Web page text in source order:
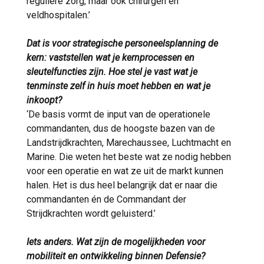
veldhospitalen.’
Dat is voor strategische personeelsplanning de
kern: vaststellen wat je kernprocessen en
sleutelfuncties zijn. Hoe stel je vast wat je
tenminste zelf in huis moet hebben en wat je
inkoopt?
‘De basis vormt de input van de operationele
commandanten, dus de hoogste bazen van de
Landstrijdkrachten, Marechaussee, Luchtmacht en
Marine. Die weten het beste wat ze nodig hebben
voor een operatie en wat ze uit de markt kunnen
halen. Het is dus heel belangrijk dat er naar die
commandanten én de Commandant der
Strijdkrachten wordt geluisterd.’
Iets anders. Wat zijn de mogelijkheden voor
mobiliteit en ontwikkeling binnen Defensie?